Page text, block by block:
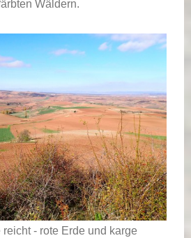
Wäldern.
- rote Erde und karge